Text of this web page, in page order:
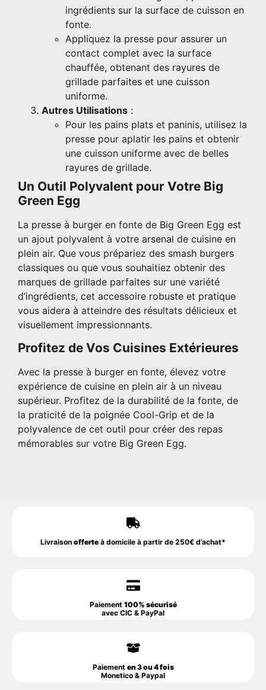
ingrédients sur la surface de cuisson en
fonte.
Appliquez la presse pour assurer un
contact complet avec la surface
chauffée, obtenant des rayures de
grillade parfaites et une cuisson
uniforme.
Autres Utilisations :
Pour les pains plats et paninis, utilisez la
presse pour aplatir les pains et obtenir
une cuisson uniforme avec de belles
rayures de grillade.
Un Outil Polyvalent pour Votre Big
Green Egg
La presse à burger en fonte de Big Green Egg est
un ajout polyvalent à votre arsenal de cuisine en
plein air. Que vous prépariez des smash burgers
classiques ou que vous souhaitiez obtenir des
marques de grillade parfaites sur une variété
d’ingrédients, cet accessoire robuste et pratique
vous aidera à atteindre des résultats délicieux et
visuellement impressionnants.
Profitez de Vos Cuisines Extérieures
Avec la presse à burger en fonte, élevez votre
expérience de cuisine en plein air à un niveau
supérieur. Profitez de la durabilité de la fonte, de
la praticité de la poignée Cool-Grip et de la
polyvalence de cet outil pour créer des repas
mémorables sur votre Big Green Egg.
Livraison offerte à domicile à partir de 250€ d’achat*
Paiement 100% sécurisé
avec CIC & PayPal
Paiement en 3 ou 4 fois
Monetico & Paypal